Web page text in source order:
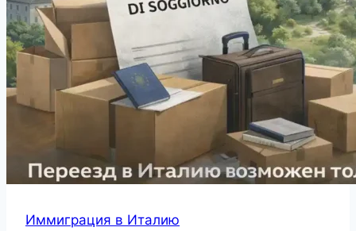
Иммиграция в Италию